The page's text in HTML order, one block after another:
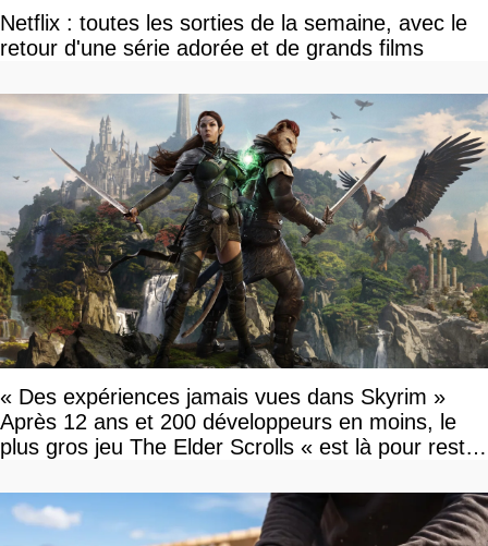
Netflix : toutes les sorties de la semaine, avec le
retour d'une série adorée et de grands films
« Des expériences jamais vues dans Skyrim »
Après 12 ans et 200 développeurs en moins, le
plus gros jeu The Elder Scrolls « est là pour rester